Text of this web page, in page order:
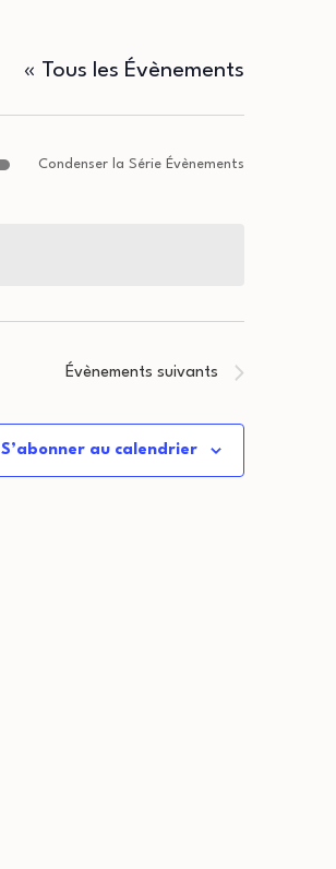
« Tous les Évènements
Condenser la Série Évènements
Évènements suivants
S’abonner au calendrier